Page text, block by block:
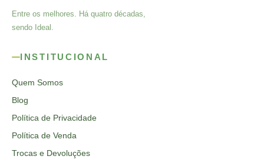
Entre os melhores. Há quatro décadas,
sendo Ideal.
INSTITUCIONAL
Quem Somos
Blog
Política de Privacidade
Política de Venda
Trocas e Devoluções